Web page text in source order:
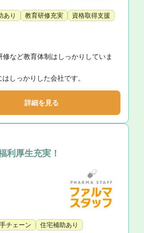
あり 教育研修充実
資格取得支援
など教育体制はしっかりしていま
しっかりした会社です。
詳細を見る
利厚生充実！
チェーン
住宅補助あり